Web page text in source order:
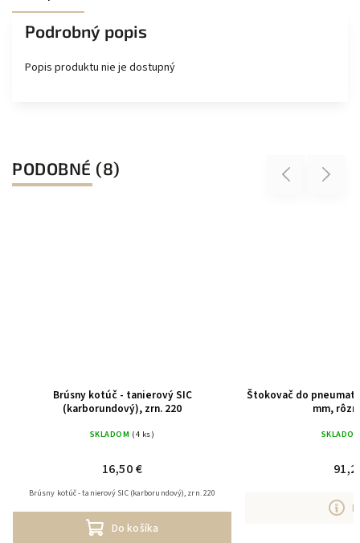
Podrobný popis
Popis produktu nie je dostupný
PODOBNÉ (8) Previous
Brúsny kotúč - tanierový SIC
(karborundový), zrn. 220
SKLADOM (4 ks)
16,50 €
Do košíka
Brúsny kotúč - tanierový SIC (karborundový), zrn. 220
Štokovač do
mm,
Next